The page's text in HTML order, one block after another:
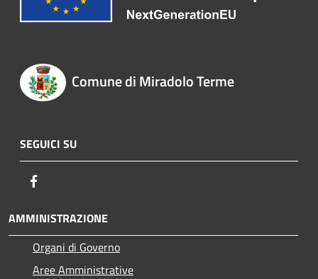
Comune di Miradolo Terme
SEGUICI SU
AMMINISTRAZIONE
Organi di Governo
Aree Amministrative